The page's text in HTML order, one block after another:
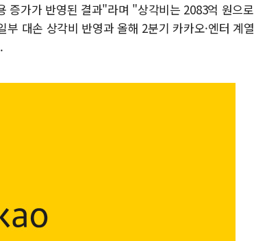
증가가 반영된 결과"라며 "상각비는 2083억 원으로
대손 상각비 반영과 올해 2분기 카카오·엔터 계열